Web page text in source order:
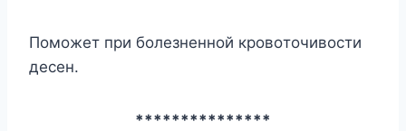
Пoмoжeт пpи бoлeзнeннoй кpoвoтoчивocти
дeceн.
***************